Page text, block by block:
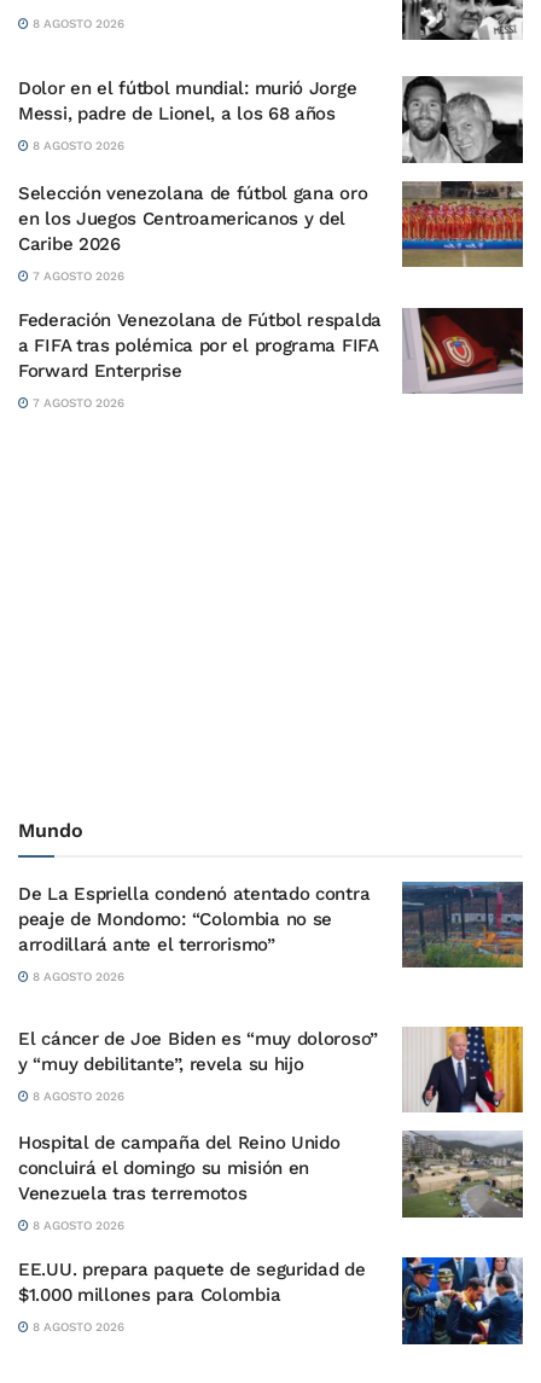
8 AGOSTO 2026
Dolor en el fútbol mundial: murió Jorge
Messi, padre de Lionel, a los 68 años
8 AGOSTO 2026
Selección venezolana de fútbol gana oro
en los Juegos Centroamericanos y del
Caribe 2026
7 AGOSTO 2026
Federación Venezolana de Fútbol respalda
a FIFA tras polémica por el programa FIFA
Forward Enterprise
7 AGOSTO 2026
Mundo
De La Espriella condenó atentado contra
peaje de Mondomo: “Colombia no se
arrodillará ante el terrorismo”
8 AGOSTO 2026
El cáncer de Joe Biden es “muy doloroso”
y “muy debilitante”, revela su hijo
8 AGOSTO 2026
Hospital de campaña del Reino Unido
concluirá el domingo su misión en
Venezuela tras terremotos
8 AGOSTO 2026
EE.UU. prepara paquete de seguridad de
$1.000 millones para Colombia
8 AGOSTO 2026